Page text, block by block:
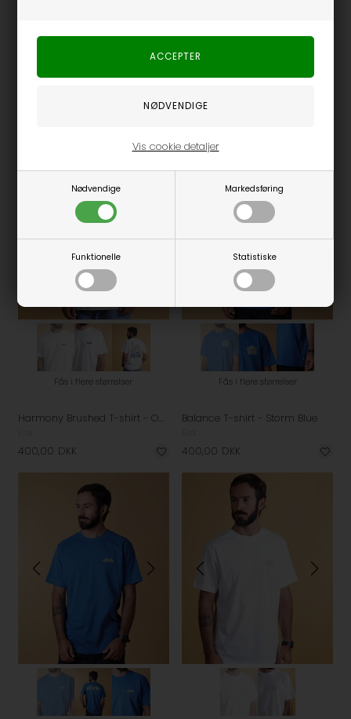
Nødvendige Markedsføring
Funktionelle Statistiske
Vis cookie detaljer
Fås i flere størrelser Fås i flere størrelser
400,00
Fås i flere størrelser
Harmony Brushed T-shirt - Optic White
400,00 DKK
Fås i flere størrelser
Balance T-shirt - Storm Blue
400,00 DKK